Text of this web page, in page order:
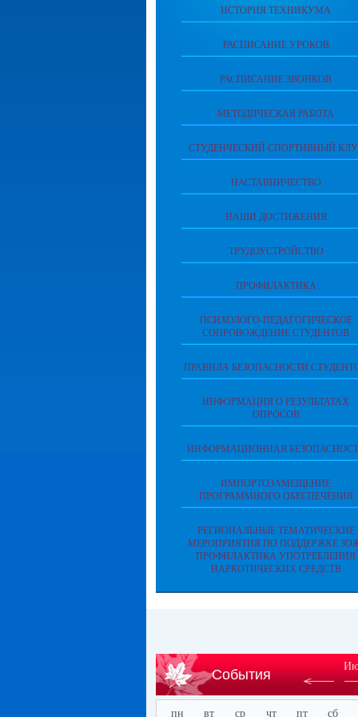
ИСТОРИЯ ТЕХНИКУМА
РАСПИСАНИЕ УРОКОВ
РАСПИСАНИЕ ЗВОНКОВ
МЕТОДИЧЕСКАЯ РАБОТА
СТУДЕНЧЕСКИЙ СПОРТИВНЫЙ
НАСТАВНИЧЕСТВО
НАШИ ДОСТИЖЕНИЯ
ТРУДОУСТРОЙСТВО
ПРОФИЛАКТИКА
ПСИХОЛОГО-ПЕДАГОГИЧЕСКОЕ
СОПРОВОЖДЕНИЕ СТУДЕНТОВ
ПРАВИЛА БЕЗОПАСНОСТИ
ИНФОРМАЦИЯ О РЕЗУЛЬТАТАХ
ОПРОСОВ
ИНФОРМАЦИОННАЯ
ИМПОРТОЗАМЕЩЕНИЕ
ПРОГРАММНОГО ОБЕСПЕЧЕНИЯ
РЕГИОНАЛЬНЫЕ ТЕМАТИЧЕСКИЕ
МЕРОПРИЯТИЯ ПО ПОДДЕРЖКЕ
ПРОФИЛАКТИКА УПОТРЕБЛЕНИЯ
НАРКОТИЧЕСКИХ СРЕДСТВ
События
пн вт ср чт пт сб